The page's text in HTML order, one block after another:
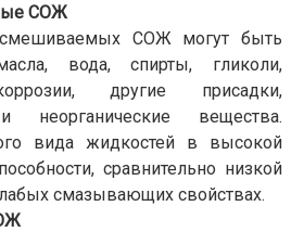
СОЖ
СОЖ могут быть
вода, спирты, гликоли,
другие присадки,
неорганические вещества.
вида жидкостей в высокой
сравнительно низкой
смазывающих свойствах.